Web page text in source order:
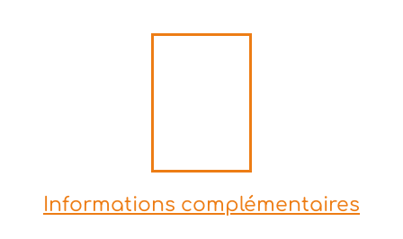
Informations complémentaires